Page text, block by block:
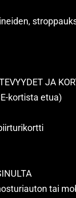
JA
kortista etua)
tai